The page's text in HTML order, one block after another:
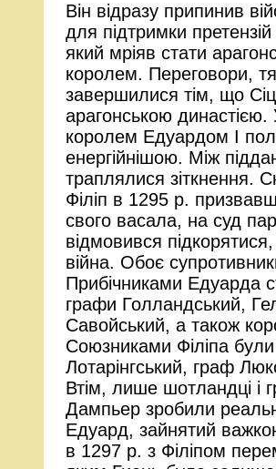
Він відразу припинив
для підтримки
який мріяв стати
королем. Переговори,
завершилися тім, що
арагонською династією.
королем Едуардом I
енергійнішою. Між
траплялися зіткнення.
Філіп в 1295 р.
свого васала, на суд
відмовився
війна. Обоє
Прибічниками Едуарда
графи Голландський,
Савойський, а також
Союзниками Філіпа
Лотарінгський, граф
Втім, лише шотландці і
Дампьер зробили
Едуард, зайнятий
в 1297 р. з Філіпом